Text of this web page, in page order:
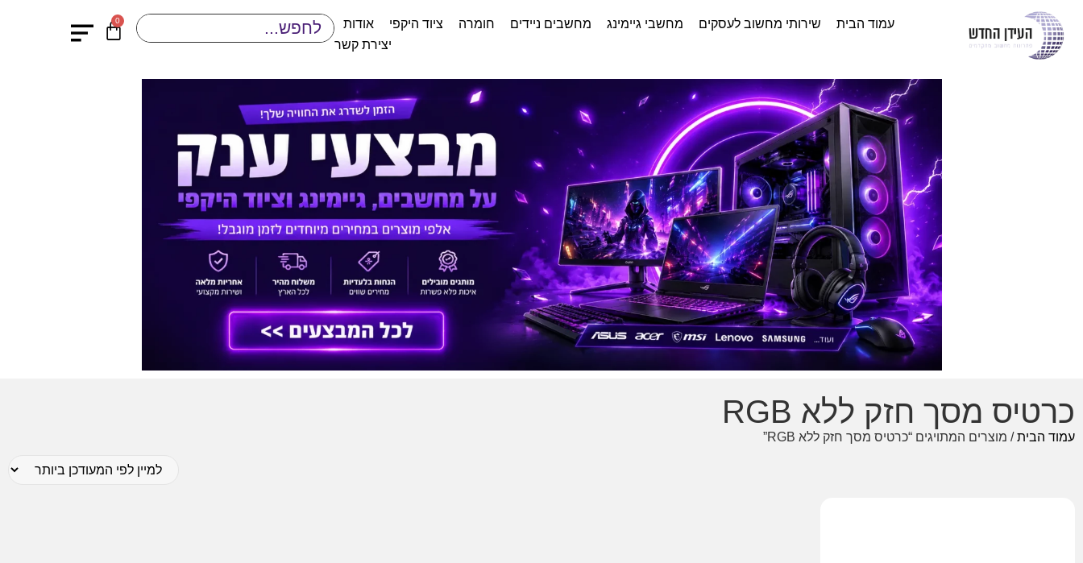
עמוד הבית שירותי מחשוב לעסקים מחשבי גיימינג מחשבים ניידים חומרה ציוד היקפי
אודות
יצירת קשר
0
כרטיס מסך חזק ללא RGB
עמוד הבית/ מוצרים המתויגים “כרטיס מסך חזק ללא RGB”